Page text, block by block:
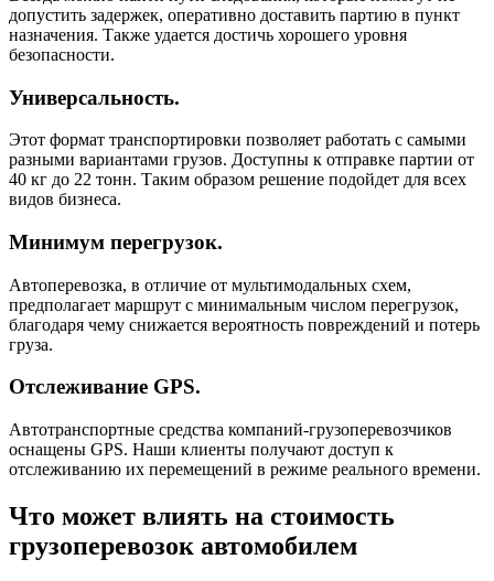
допустить задержек, оперативно доставить партию в пункт
назначения. Также удается достичь хорошего уровня
безопасности.
Универсальность.
Этот формат транспортировки позволяет работать с самыми
разными вариантами грузов. Доступны к отправке партии от
40 кг до 22 тонн. Таким образом решение подойдет для всех
видов бизнеса.
Минимум перегрузок.
Автоперевозка, в отличие от мультимодальных схем,
предполагает маршрут с минимальным числом перегрузок,
благодаря чему снижается вероятность повреждений и потерь
груза.
Отслеживание GPS.
Автотранспортные средства компаний-грузоперевозчиков
оснащены GPS. Наши клиенты получают доступ к
отслеживанию их перемещений в режиме реального времени.
Что может влиять на стоимость
грузоперевозок автомобилем